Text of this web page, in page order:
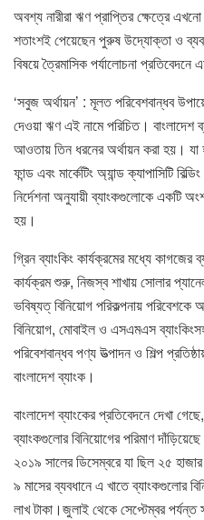
অবশ্য নারীরা ঋণ প্রাপ্তির ক্ষেত্রে
শতাংশই পেয়েছেন পুরুষ উদ্যোক্তা ও
বিষয়ে ত্রৈমাসিক পর্যালোচনা
‘সবুজ অর্থায়ন’ : মূলত পরিবেশবান্ধব
দেওয়া ঋণ এই নামে পরিচিত। বাংলাদেশ
আওতায় তিন ধরনের অর্থায়ন করা হয়।
ফান্ড এবং মার্কেটিং অ্যান্ড ক্যাপাসিটি
নির্দেশনা অনুযায়ী ব্যাংকগুলোকে একটি
হয়।
গ্রিন ব্যাংকিং কার্যক্রমের মধ্যে
কার্যক্রম শুরু, নিজস্ব শাখায় সোলার
ভবিষ্যত্ বিনিয়োগ পরিকল্পনায় পরিবেশকে
বিনিয়োগ, মোবাইল ও এসএমএস
পরিবেশবান্ধব পণ্য উত্পাদন ও শিল্প
বাংলাদেশ ব্যাংক।
বাংলাদেশ ব্যাংকের প্রতিবেদনে দেখা
ব্যাংকগুলোর বিনিয়োগের পরিমাণ
২০১৯ সালের ডিসেম্বরে যা ছিল ২৫
৯ মাসের ব্যবধানে এ খাতে ব্যাংকগুলোর
লাখ টাকা।জুলাই থেকে সেপ্টেম্বর